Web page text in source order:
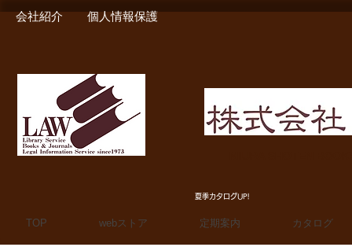
会社紹介 個人情報保護
夏季カタログUP!
TOP webストア 定期案内 カタログ